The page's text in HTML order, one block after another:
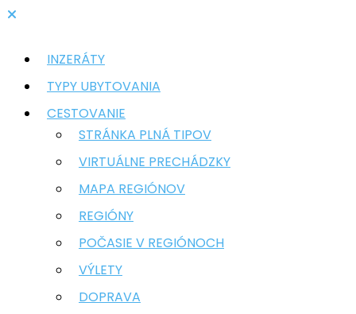
INZERÁTY
TYPY UBYTOVANIA
CESTOVANIE
STRÁNKA PLNÁ TIPOV
VIRTUÁLNE PRECHÁDZKY
MAPA REGIÓNOV
REGIÓNY
POČASIE V REGIÓNOCH
VÝLETY
DOPRAVA